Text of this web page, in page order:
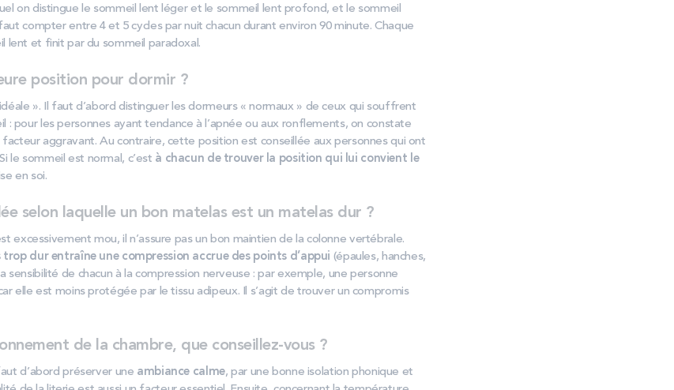
on distingue le sommeil lent léger et le sommeil lent profond, et le sommeil
compter entre 4 et 5 cycles par nuit chacun durant environ 90 minute. Chaque
lent et finit par du sommeil paradoxal.
position pour dormir ?
». Il faut d’abord distinguer les dormeurs « normaux » de ceux qui souffrent
: pour les personnes ayant tendance à l’apnée ou aux ronflements, on constate
aggravant. Au contraire, cette position est conseillée aux personnes qui ont
le sommeil est normal, c’est à chacun de trouver la position qui lui convient le
en soi.
selon laquelle un bon matelas est un matelas dur ?
excessivement mou, il n’assure pas un bon maintien de la colonne vertébrale.
trop dur entraîne une compression accrue des points d’appui (épaules, hanches,
sensibilité de chacun à la compression nerveuse : par exemple, une personne
elle est moins protégée par le tissu adipeux. Il s’agit de trouver un compromis
de la chambre, que conseillez-vous ?
d’abord préserver une ambiance calme, par une bonne isolation phonique et